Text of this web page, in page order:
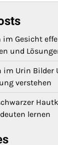
im Gesicht
und
im Urin Bilder
verstehen
lernen